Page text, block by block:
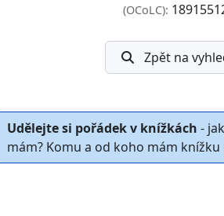
(OCoLC):
Zpět na
Udělejte si pořádek v knížkách -
mám? Komu a od koho mám knížku